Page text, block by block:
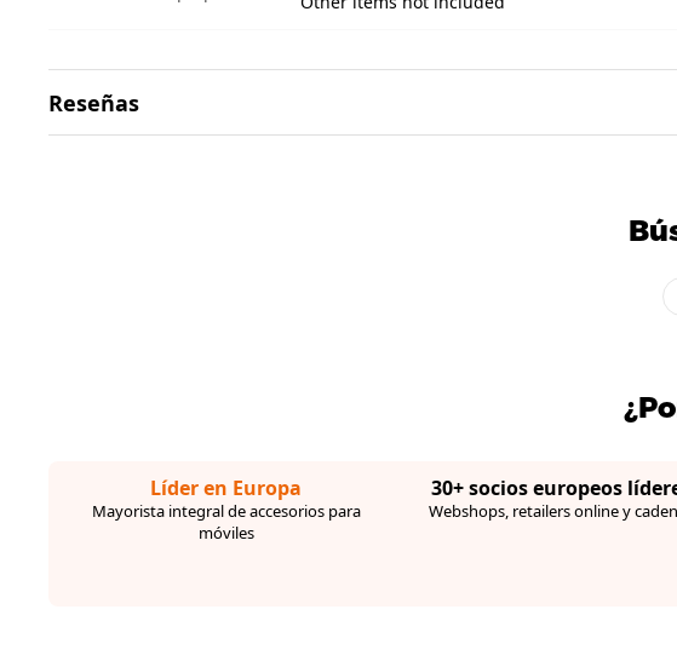
Reseñas
Líder en Europa
Mayorista integral de accesorios para
móviles
30+ socios europeos
Webshops, retailers online y